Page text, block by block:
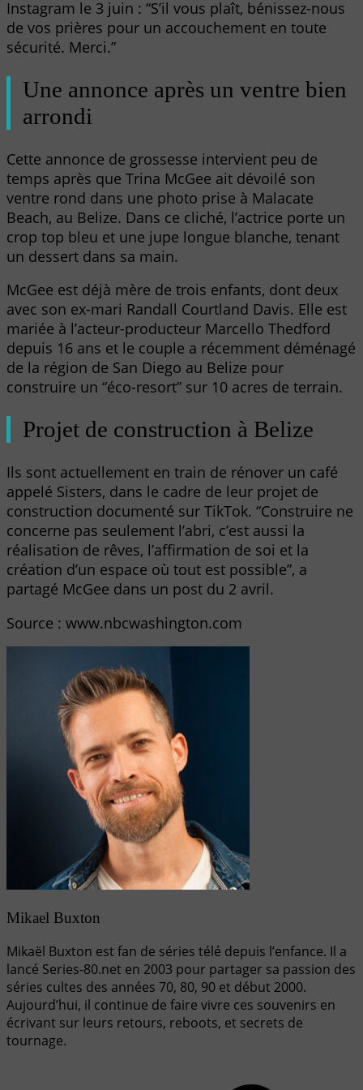
Instagram le 3 juin : “S’il vous plaît, bénissez-nous
de vos prières pour un accouchement en toute
sécurité. Merci.”
Une annonce après un ventre bien
arrondi
Cette annonce de grossesse intervient peu de
temps après que Trina McGee ait dévoilé son
ventre rond dans une photo prise à Malacate
Beach, au Belize. Dans ce cliché, l’actrice porte un
crop top bleu et une jupe longue blanche, tenant
un dessert dans sa main.
McGee est déjà mère de trois enfants, dont deux
avec son ex-mari Randall Courtland Davis. Elle est
mariée à l’acteur-producteur Marcello Thedford
depuis 16 ans et le couple a récemment déménagé
de la région de San Diego au Belize pour
construire un “éco-resort” sur 10 acres de terrain.
Projet de construction à Belize
Ils sont actuellement en train de rénover un café
appelé Sisters, dans le cadre de leur projet de
construction documenté sur TikTok. “Construire ne
concerne pas seulement l’abri, c’est aussi la
réalisation de rêves, l’affirmation de soi et la
création d’un espace où tout est possible”, a
partagé McGee dans un post du 2 avril.
Source : www.nbcwashington.com
Mikael Buxton
Mikaël Buxton est fan de séries télé depuis l’enfance. Il a
lancé Series-80.net en 2003 pour partager sa passion des
séries cultes des années 70, 80, 90 et début 2000.
Aujourd’hui, il continue de faire vivre ces souvenirs en
écrivant sur leurs retours, reboots, et secrets de
tournage.